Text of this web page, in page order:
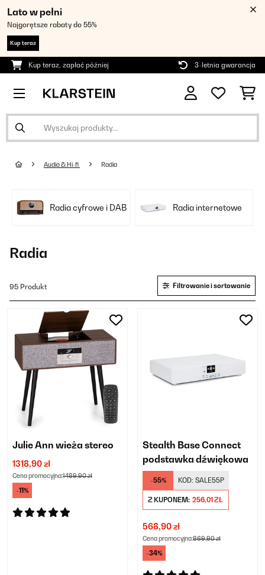
Lato w pełni
Najgorętsze rabaty do 55%
Kup teraz
Kup teraz, zapłać później 3-letnia gwarancja
Audio & Hi-fi Radia
Radia cyfrowe i DAB Radia internetowe
Radia
95 Produkt Filtrowanie i sortowanie
Julie Ann wieża stereo
1318,90 zł
Cena promocyjna:1489,90 zł
-11%
Stealth Base Connect
podstawka dźwiękowa
-55% KOD: SALE55P
Z KUPONEM: 256,01 ZŁ
568,90 zł
Cena promocyjna:869,90 zł
-34%